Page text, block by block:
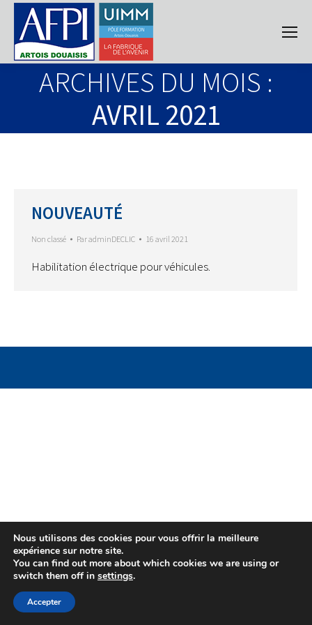
ARCHIVES DU MOIS :
AVRIL 2021
NOUVEAUTÉ
Non classé ParadminDECLIC 16 avril 2021
Habilitation électrique pour véhicules.
Nous utilisons des cookies pour vous offrir la meilleure
expérience sur notre site.
You can find out more about which cookies we are using or
switch them off in settings.
Accepter